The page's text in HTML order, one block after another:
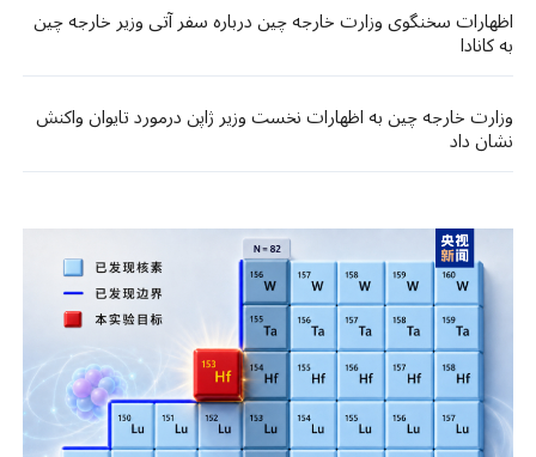
اظهارات سخنگوی وزارت خارجه چین درباره سفر آتی وزیر خارجه چین
به کانادا
وزارت خارجه چین به اظهارات نخست وزیر ژاپن درمورد تایوان واکنش
نشان داد